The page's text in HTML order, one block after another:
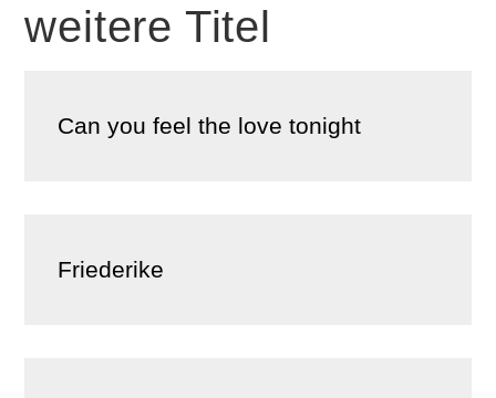
weitere Titel
Can you feel the love tonight
Friederike